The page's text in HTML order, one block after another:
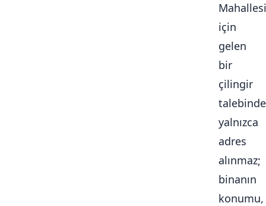
Mahallesi
için
gelen
bir
çilingir
talebinde
yalnızca
adres
alınmaz;
binanın
konumu,